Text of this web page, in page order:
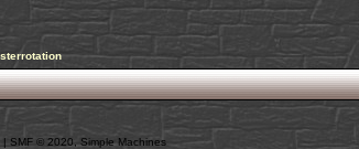
| SMF © 2020 Simple Machines